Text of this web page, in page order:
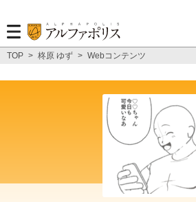
TOP > 柊原 ゆず > Webコンテンツ